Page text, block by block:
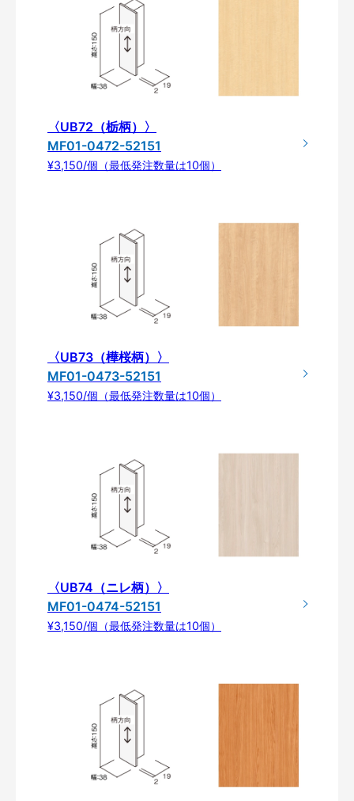
〈UB72（栃柄）〉
MF01-0472-52151
¥3,150/個（最低発注数量は10個）
〈UB73（樺桜柄）〉
MF01-0473-52151
¥3,150/個（最低発注数量は10個）
〈UB74（ニレ柄）〉
MF01-0474-52151
¥3,150/個（最低発注数量は10個）